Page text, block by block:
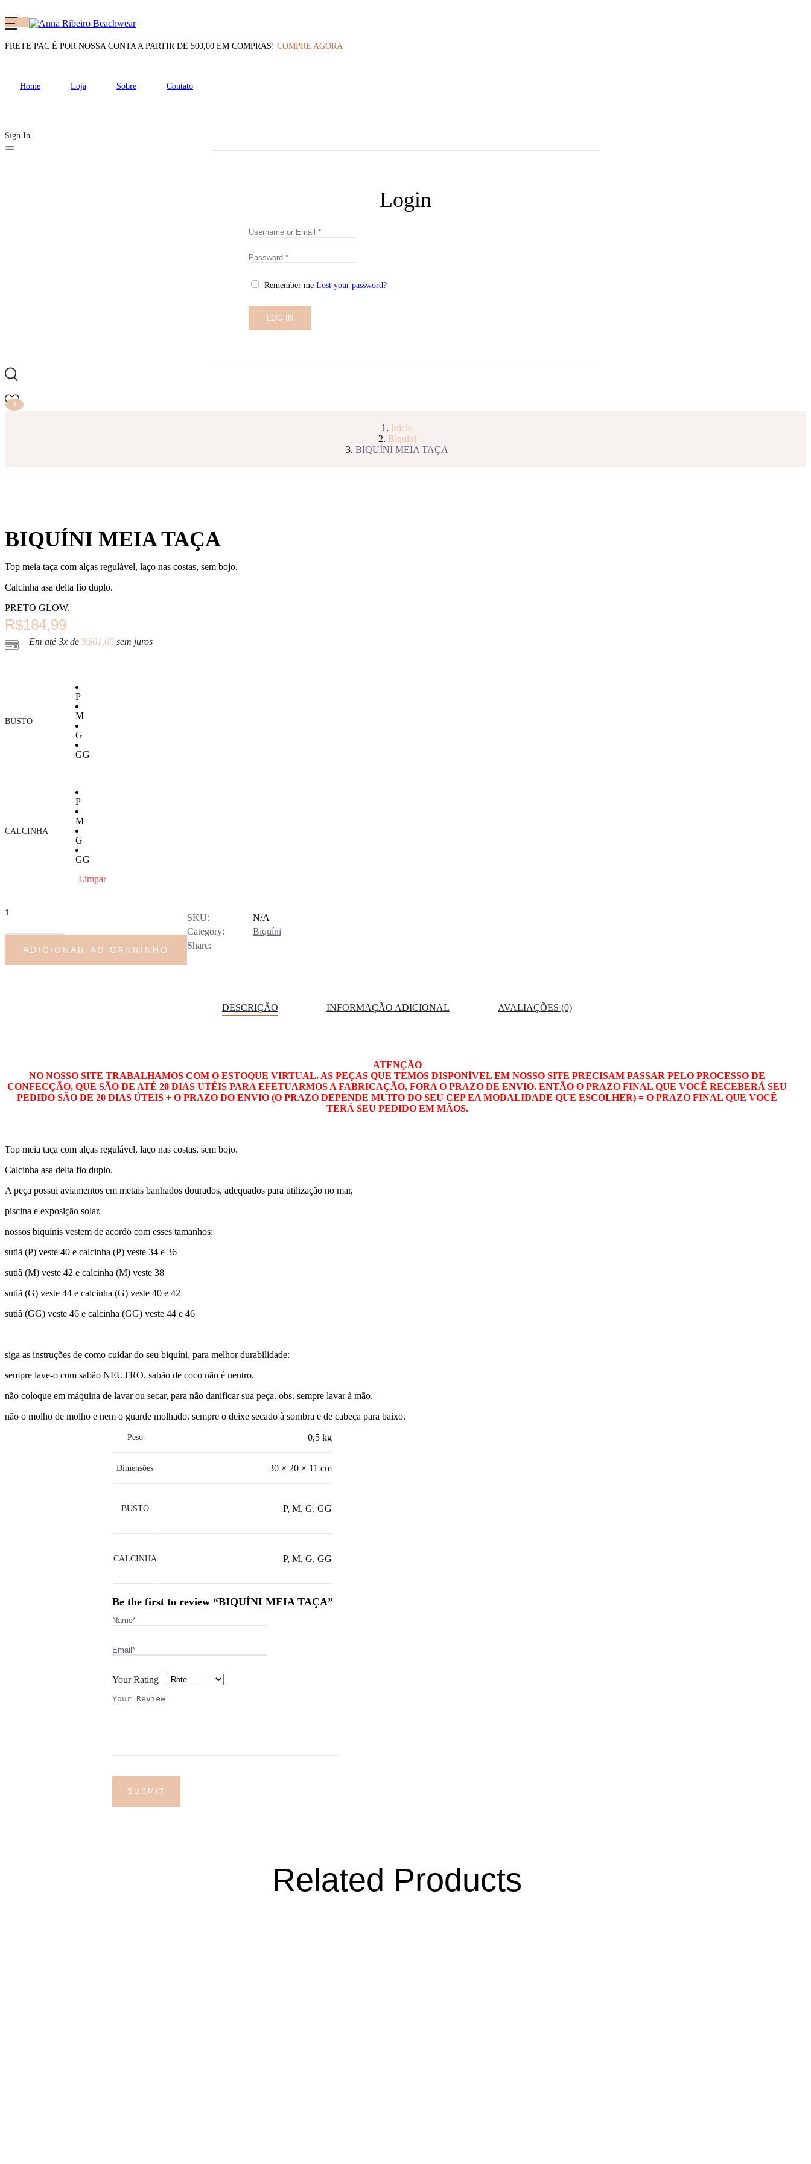
FRETE PAC É POR NOSSA CONTA A PARTIR DE 500,00 EM COMPRAS! COMPRE AGORA
Home Loja Sobre Contato
Sign In
Login
Remember me Lost your password?
0
Início
Biquíni
BIQUÍNI MEIA TAÇA
BIQUÍNI MEIA TAÇA
Top meia taça com alças regulável, laço nas costas, sem bojo.
Calcinha asa delta fio duplo.
PRETO GLOW.
R$184,99
Em até 3x de R$61,66 sem juros
BUSTO
P
M
G
GG
CALCINHA
P
M
G
GG
Limpar
TAÇA
ADICIONAR AO CARRINHO
SKU:
N/A
Category:
Biquíni
Share:
DESCRIÇÃO INFORMAÇÃO ADICIONAL AVALIAÇÕES (0)
ATENÇÃO
NO NOSSO SITE TRABALHAMOS COM O ESTOQUE VIRTUAL. AS PEÇAS QUE TEMOS DISPONÍVEL EM NOSSO SITE PRECISAM PASSAR PELO PROCESSO DE
CONFECÇÃO, QUE SÃO DE ATÉ 20 DIAS UTÉIS PARA EFETUARMOS A FABRICAÇÃO, FORA O PRAZO DE ENVIO. ENTÃO O PRAZO FINAL QUE VOCÊ RECEBERÁ SEU
PEDIDO SÃO DE 20 DIAS ÚTEIS + O PRAZO DO ENVIO (O PRAZO DEPENDE MUITO DO SEU CEP EA MODALIDADE QUE ESCOLHER) = O PRAZO FINAL QUE VOCÊ
TERÁ SEU PEDIDO EM MÃOS.
Top meia taça com alças regulável, laço nas costas, sem bojo.
Calcinha asa delta fio duplo.
A peça possui aviamentos em metais banhados dourados, adequados para utilização no mar,
piscina e exposição solar.
nossos biquínis vestem de acordo com esses tamanhos:
sutiã (P) veste 40 e calcinha (P) veste 34 e 36
sutiã (M) veste 42 e calcinha (M) veste 38
sutiã (G) veste 44 e calcinha (G) veste 40 e 42
sutiã (GG) veste 46 e calcinha (GG) veste 44 e 46
siga as instruções de como cuidar do seu biquíni, para melhor durabilidade:
sempre lave-o com sabão NEUTRO. sabão de coco não é neutro.
não coloque em máquina de lavar ou secar, para não danificar sua peça. obs. sempre lavar à mão.
não o molho de molho e nem o guarde molhado. sempre o deixe secado à sombra e de cabeça para baixo.
Peso 0,5 kg
Dimensões 30 × 20 × 11 cm
BUSTO P, M, G, GG
CALCINHA P, M, G, GG
Be the first to review “BIQUÍNI MEIA TAÇA”
Your Rating
Related Products